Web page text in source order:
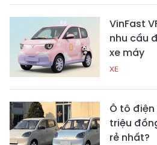
VinFast
nhu cầu
xe máy
XE
Ô tô điện
triệu
rẻ nhất?